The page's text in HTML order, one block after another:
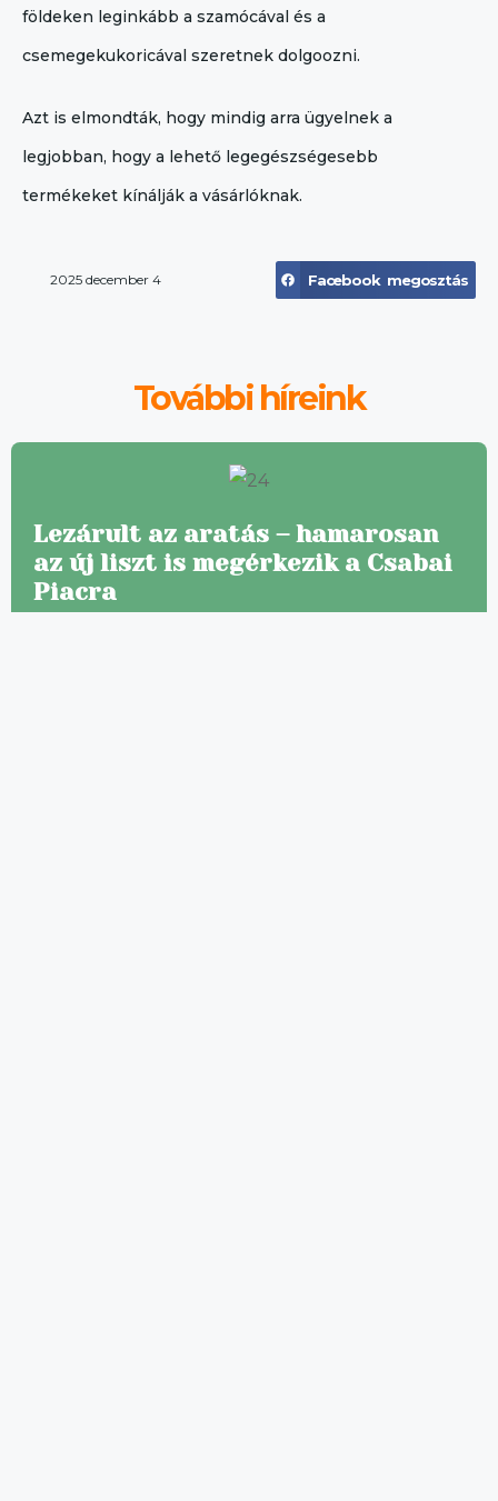
földeken leginkább a szamócával és a
csemegekukoricával szeretnek dolgoozni.
Azt is elmondták, hogy mindig arra ügyelnek a
legjobban, hogy a lehető legegészségesebb
termékeket kínálják a vásárlóknak.
2025 december 4 Facebook megosztás
További híreink
Lezárult az aratás – hamarosan
az új liszt is megérkezik a Csabai
Piacra